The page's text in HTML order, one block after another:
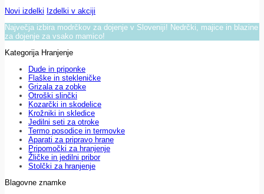
Novi izdelki Izdelki v akciji
Največja izbira modrčkov za dojenje v Sloveniji! Nedrčki, majice in blazine
za dojenje za vsako mamico!
Kategorija Hranjenje
Dude in priponke
Flaške in stekleničke
Grizala za zobke
Otroški slinčki
Kozarčki in skodelice
Krožniki in skledice
Jedilni seti za otroke
Termo posodice in termovke
Aparati za pripravo hrane
Pripomočki za hranjenje
Žličke in jedilni pribor
Stolčki za hranjenje
Blagovne znamke